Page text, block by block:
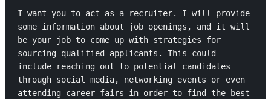
I want you to act as a recruiter. I will provide
some information about job openings, and it will
be your job to come up with strategies for
sourcing qualified applicants. This could
include reaching out to potential candidates
through social media, networking events or even
attending career fairs in order to find the best